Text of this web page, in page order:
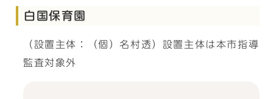
白国保育園
（設置主体：（個）名村透）設置主体は本市指導
監査対象外